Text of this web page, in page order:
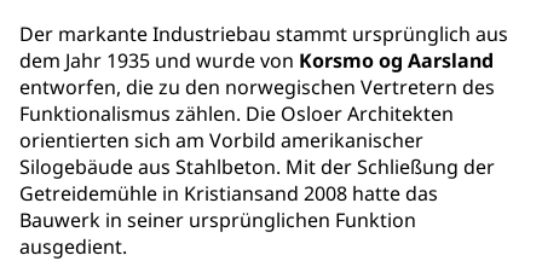
Der markante Industriebau stammt ursprünglich aus
dem Jahr 1935 und wurde von Korsmo og Aarsland
entworfen, die zu den norwegischen Vertretern des
Funktionalismus zählen. Die Osloer Architekten
orientierten sich am Vorbild amerikanischer
Silogebäude aus Stahlbeton. Mit der Schließung der
Getreidemühle in Kristiansand 2008 hatte das
Bauwerk in seiner ursprünglichen Funktion
ausgedient.